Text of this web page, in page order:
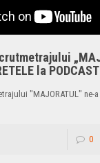
la
"MAJORATUL" ne-a
0